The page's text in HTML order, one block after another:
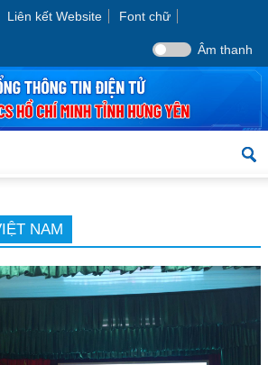
Liên kết Website Font chữ
Âm thanh
NAM